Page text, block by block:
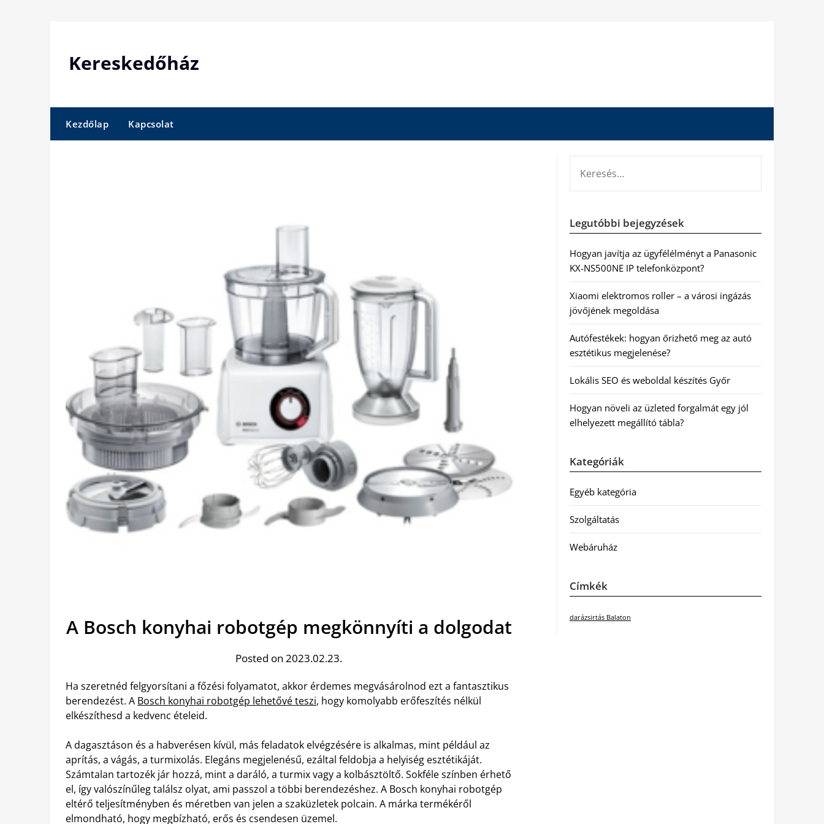
Kereskedőház
Kezdőlap Kapcsolat
A Bosch konyhai robotgép megkönnyíti a dolgodat
Posted on 2023.02.23.
Ha szeretnéd felgyorsítani a főzési folyamatot, akkor érdemes megvásárolnod ezt a fantasztikus
berendezést. A Bosch konyhai robotgép lehetővé teszi, hogy komolyabb erőfeszítés nélkül
elkészíthesd a kedvenc ételeid.
A dagasztáson és a habverésen kívül, más feladatok elvégzésére is alkalmas, mint például az
aprítás, a vágás, a turmixolás. Elegáns megjelenésű, ezáltal feldobja a helyiség esztétikáját.
Számtalan tartozék jár hozzá, mint a daráló, a turmix vagy a kolbásztöltő. Sokféle színben érhető
el, így valószínűleg találsz olyat, ami passzol a többi berendezéshez. A Bosch konyhai robotgép
eltérő teljesítményben és méretben van jelen a szaküzletek polcain. A márka termékéről
elmondható, hogy megbízható, erős és csendesen üzemel.
Legutóbbi bejegyzések
Hogyan javítja az ügyfélélményt a Panasonic
KX-NS500NE IP telefonközpont?
Xiaomi elektromos roller – a városi ingázás
jövőjének megoldása
Autófestékek: hogyan őrizhető meg az autó
esztétikus megjelenése?
Lokális SEO és weboldal készítés Győr
Hogyan növeli az üzleted forgalmát egy jól
elhelyezett megállító tábla?
Kategóriák
Egyéb kategória
Szolgáltatás
Webáruház
Címkék
darázsirtás Balaton